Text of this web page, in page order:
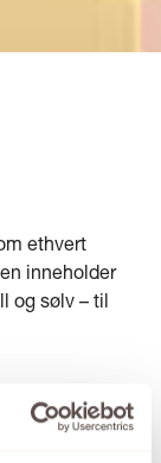
ethvert
inneholder
og sølv – til